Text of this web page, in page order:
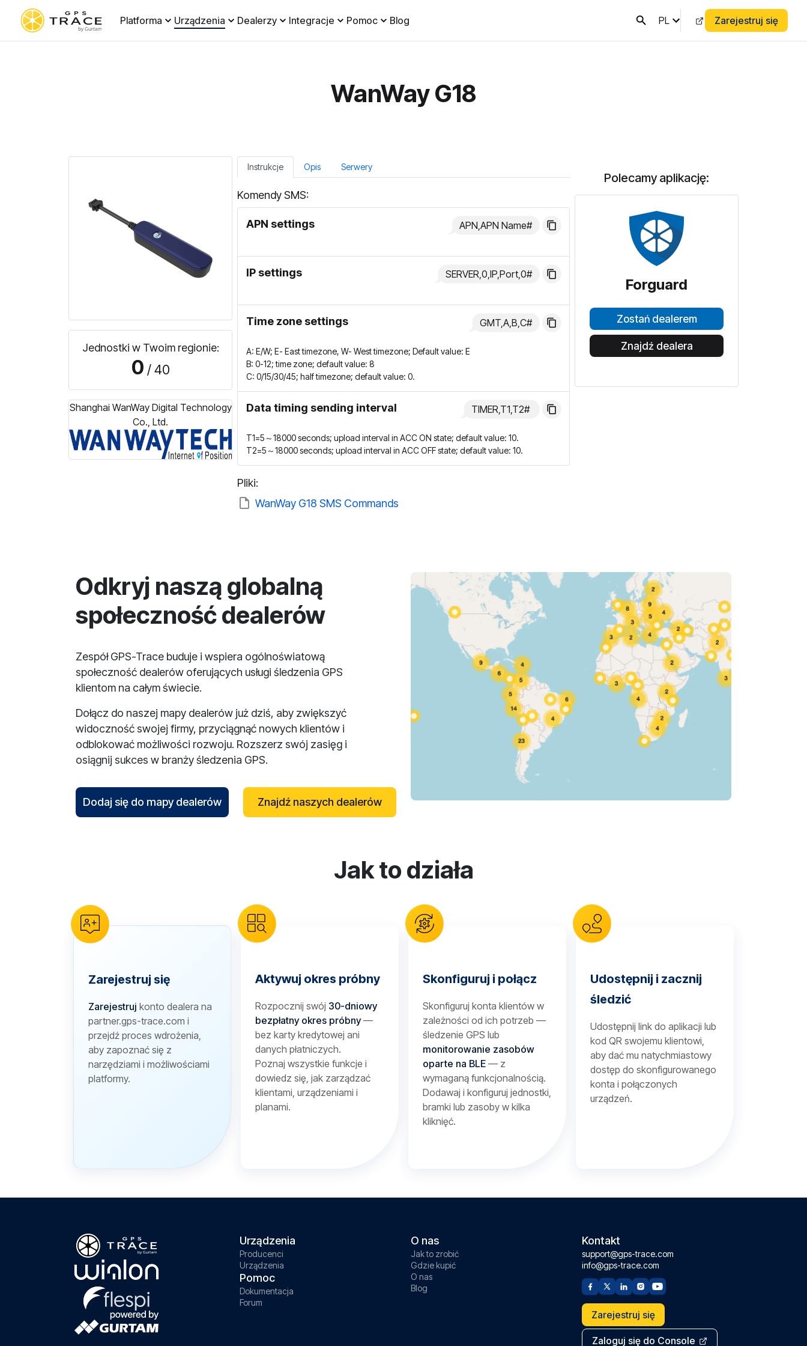
Platforma Urządzenia Dealerzy Integracje Pomoc Blog PL Zarejestruj się
WanWay G18
Jednostki w Twoim regionie:
0 / 40
Shanghai WanWay Digital Technology
Co., Ltd.
Instrukcje Opis Serwery
Komendy SMS:
APN settings APN,APN Name#
IP settings SERVER,0,IP,Port,0#
Time zone settings GMT,A,B,C#
A: E/W; E- East timezone, W- West timezone; Default value: E
B: 0-12; time zone; default value: 8
C: 0/15/30/45; half timezone; default value: 0.
Data timing sending interval TIMER,T1,T2#
T1=5～18000 seconds; upload interval in ACC ON state; default value: 10.
T2=5～18000 seconds; upload interval in ACC OFF state; default value: 10.
Pliki:
WanWay G18 SMS Commands
Polecamy aplikację:
Forguard
Zostań dealerem
Znajdź dealera
Odkryj naszą globalną
społeczność dealerów
Zespół GPS-Trace buduje i wspiera ogólnoświatową
społeczność dealerów oferujących usługi śledzenia GPS
klientom na całym świecie.
Dołącz do naszej mapy dealerów już dziś, aby zwiększyć
widoczność swojej firmy, przyciągnąć nowych klientów i
odblokować możliwości rozwoju. Rozszerz swój zasięg i
osiągnij sukces w branży śledzenia GPS.
Dodaj się do mapy dealerów Znajdź naszych dealerów
Jak to działa
Zarejestruj się
Zarejestruj konto dealera na
partner.gps-trace.com i
przejdź proces wdrożenia,
aby zapoznać się z
narzędziami i możliwościami
platformy.
Aktywuj okres próbny
Rozpocznij swój 30-dniowy
bezpłatny okres próbny—
bez karty kredytowej ani
danych płatniczych.
Poznaj wszystkie funkcje i
dowiedz się, jak zarządzać
klientami, urządzeniami i
planami.
Skonfiguruj i połącz
Skonfiguruj konta klientów w
zależności od ich potrzeb —
śledzenie GPS lub
monitorowanie zasobów
oparte na BLE — z
wymaganą funkcjonalnością.
Dodawaj i konfiguruj jednostki,
bramki lub zasoby w kilka
kliknięć.
Udostępnij i zacznij
śledzić
Udostępnij link do aplikacji lub
kod QR swojemu klientowi,
aby dać mu natychmiastowy
dostęp do skonfigurowanego
konta i połączonych
urządzeń.
Urządzenia
Producenci
Urządzenia
Pomoc
Dokumentacja
Forum
O nas
Jak to zrobić
Gdzie kupić
O nas
Blog
Kontakt
support@gps-trace.com
info@gps-trace.com
Zarejestruj się
Zaloguj się do Console